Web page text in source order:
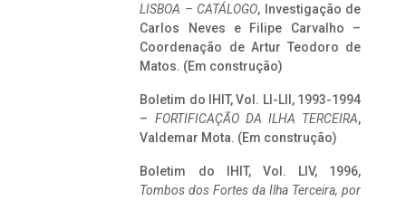
LISBOA – CATÁLOGO, Investigação de
Carlos Neves e Filipe Carvalho –
Coordenação de Artur Teodoro de
Matos. (Em construção)
Boletim do IHIT, Vol. LI-LII, 1993-1994
– FORTIFICAÇÃO DA ILHA TERCEIRA,
Valdemar Mota. (Em construção)
Boletim do IHIT, Vol. LIV, 1996,
Tombos dos Fortes da Ilha Terceira, por